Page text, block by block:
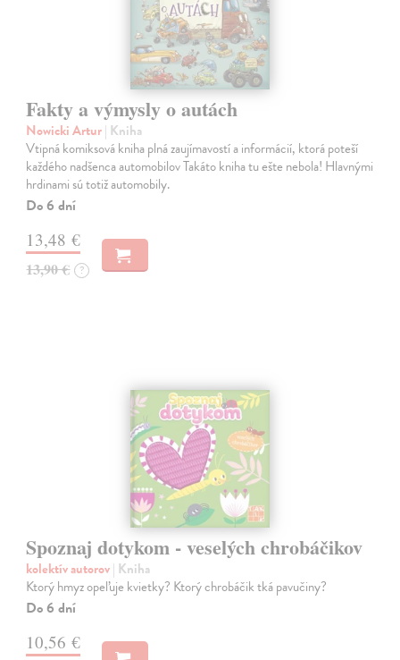
Fakty a výmysly o autách
Nowicki Artur| Kniha
Vtipná komiksová kniha plná zaujímavostí a informácií, ktorá poteší
každého nadšenca automobilov Takáto kniha tu ešte nebola! Hlavnými
hrdinami sú totiž automobily.
Do 6 dní
13,48 €
13,90 € ?
Spoznaj dotykom - veselých chrobáčikov
kolektív autorov| Kniha
Ktorý hmyz opeľuje kvietky? Ktorý chrobáčik tká pavučiny?
Do 6 dní
10,56 €